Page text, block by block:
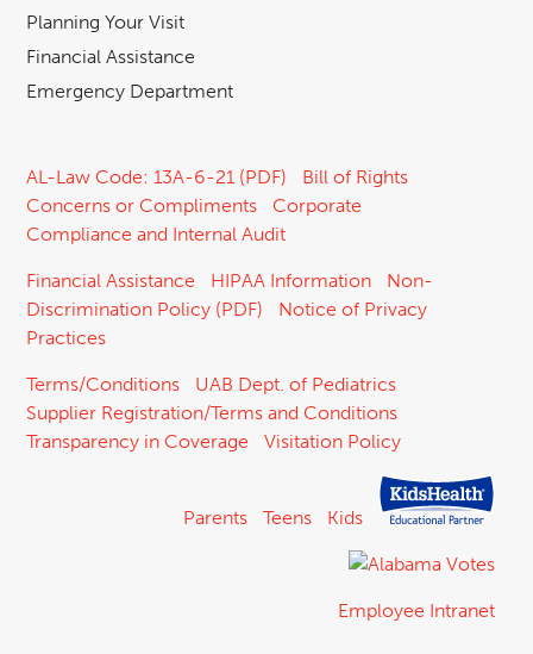
Planning Your Visit
Financial Assistance
Emergency Department
AL-Law Code: 13A-6-21 (PDF)
Bill of Rights
Concerns or Compliments
Corporate
Compliance and Internal Audit
Financial Assistance HIPAA Information
Non-
Discrimination Policy (PDF)
Notice of Privacy
Practices
Terms/Conditions
UAB Dept. of Pediatrics
Supplier Registration/Terms and Conditions
Transparency in Coverage
Visitation Policy
Parents Teens Kids
Employee Intranet